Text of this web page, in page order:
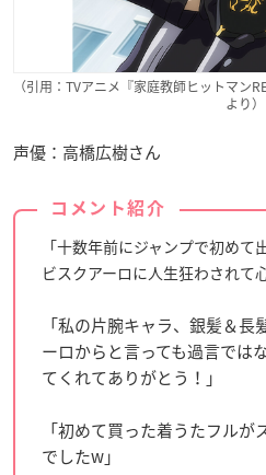
（引用：TVアニメ『家庭教師ヒットマン
より）
声優：高橋広樹さん
コメント紹介
「十数年前にジャンプで初め
ビスクアーロに人生狂わされて
「私の片腕キャラ、銀髪＆
ーロからと言っても過言では
てくれてありがとう！」
「初めて買った着うたフル
でしたw」